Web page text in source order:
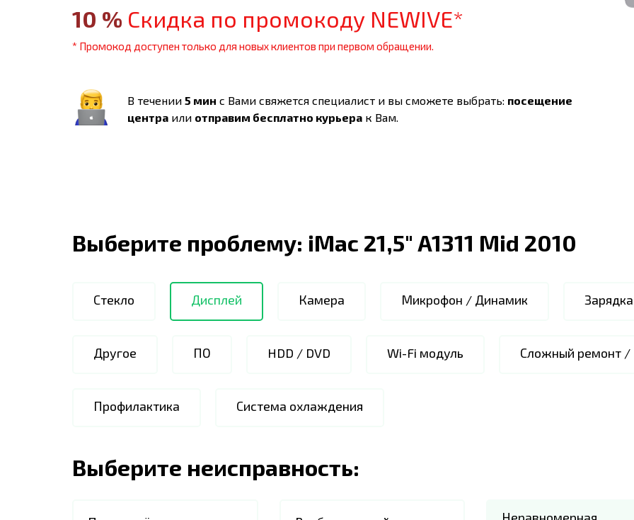
10 % Скидка по промокоду NEWIVE*
* Промокод доступен только для новых клиентов при первом обращении.
В течении 5 мин с Вами свяжется специалист и вы сможете выбрать: посещение
центра или отправим бесплатно курьера к Вам.
Выберите проблему: iMac 21,5" A1311 Mid 2010
Стекло Дисплей Камера Микрофон / Динамик
Другое ПО HDD / DVD Wi-Fi модуль Сложный ремонт /
Профилактика Система охлаждения
Выберите неисправность: